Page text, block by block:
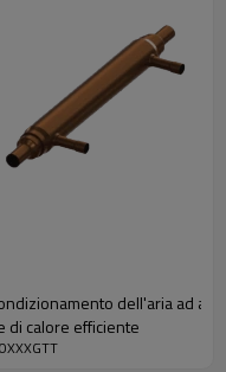
a spirale della
presentano una
dell'aria ad
di calore efficiente